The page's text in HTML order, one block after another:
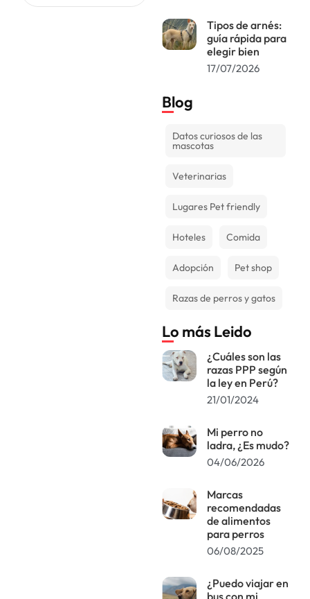
vivir con ellos, ya
Tipos de arnés:
guía rápida para
elegir bien
17/07/2026
Blog
Datos curiosos de las
mascotas
Veterinarias
Lugares Pet friendly
Hoteles Comida
Adopción Pet shop
Razas de perros y gatos
Lo más Leido
¿Cuáles son las
razas PPP según
la ley en Perú?
21/01/2024
Mi perro no
ladra, ¿Es mudo?
04/06/2026
Marcas
recomendadas
de alimentos
para perros
06/08/2025
¿Puedo viajar en
bus con mi